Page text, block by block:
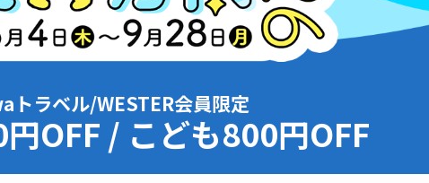
トラベル/WESTER会員限定
OFF / こども800円OFF